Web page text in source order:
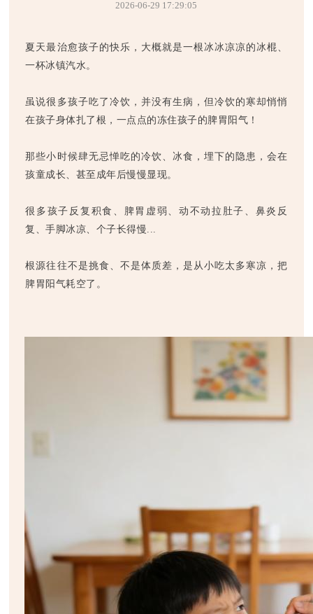
2026-06-29 17:29:05
夏天最治愈孩子的快乐，大概就是一根冰冰凉凉的冰棍、
一杯冰镇汽水。
虽说很多孩子吃了冷饮，并没有生病，但冷饮的寒却悄悄
在孩子身体扎了根，一点点的冻住孩子的脾胃阳气！
那些小时候肆无忌惮吃的冷饮、冰食，埋下的隐患，会在
孩童成长、甚至成年后慢慢显现。
很多孩子反复积食、脾胃虚弱、动不动拉肚子、鼻炎反
复、手脚冰凉、个子长得慢...
根源往往不是挑食、不是体质差，是从小吃太多寒凉，把
脾胃阳气耗空了。